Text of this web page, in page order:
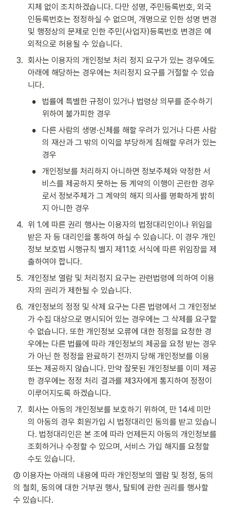
지체 없이 조치하겠습니다. 다만 성명, 주민등록번호, 외국
인등록번호는 정정하실 수 없으며, 개명으로 인한 성명 변경
및 행정상의 문제로 인한 주민(사업자)등록번호 변경은 예
외적으로 허용될 수 있습니다.
3. 회사는 이용자의 개인정보 처리 정지 요구가 있는 경우에도
아래에 해당하는 경우에는 처리정지 요구를 거절할 수 있습
니다.
•
법률에 특별한 규정이 있거나 법령상 의무를 준수하기
위하여 불가피한 경우
•
다른 사람의 생명·신체를 해할 우려가 있거나 다른 사람
의 재산과 그 밖의 이익을 부당하게 침해할 우려가 있는
경우
•
개인정보를 처리하지 아니하면 정보주체와 약정한 서
비스를 제공하지 못하는 등 계약의 이행이 곤란한 경우
로서 정보주체가 그 계약의 해지 의사를 명확하게 밝히
지 아니한 경우
4. 위 1.에 따른 권리 행사는 이용자의 법정대리인이나 위임을
받은 자 등 대리인을 통하여 하실 수 있습니다. 이 경우 개인
정보 보호법 시행규칙 별지 제11호 서식에 따른 위임장을 제
출하여야 합니다.
5. 개인정보 열람 및 처리정지 요구는 관련법령에 의하여 이용
자의 권리가 제한될 수 있습니다.
6. 개인정보의 정정 및 삭제 요구는 다른 법령에서 그 개인정보
가 수집 대상으로 명시되어 있는 경우에는 그 삭제를 요구할
수 없습니다. 또한 개인정보 오류에 대한 정정을 요청한 경
우에는 다른 법률에 따라 개인정보의 제공을 요청 받는 경우
가 아닌 한 정정을 완료하기 전까지 당해 개인정보를 이용
또는 제공하지 않습니다. 만약 잘못된 개인정보를 이미 제공
한 경우에는 정정 처리 결과를 제3자에게 통지하여 정정이
이루어지도록 하겠습니다.
7. 회사는 아동의 개인정보를 보호하기 위하여, 만 14세 미만
의 아동의 경우 회원가입 시 법정대리인 동의를 받고 있습니
다. 법정대리인은 본 조에 따라 언제든지 아동의 개인정보를
조회하거나 수정할 수 있으며, 서비스 가입 해지를 요청할
수도 있습니다.
② 이용자는 아래의 내용에 따라 개인정보의 열람 및 정정, 동의
의 철회, 동의에 대한 거부권 행사, 탈퇴에 관한 권리를 행사할
수 있습니다.